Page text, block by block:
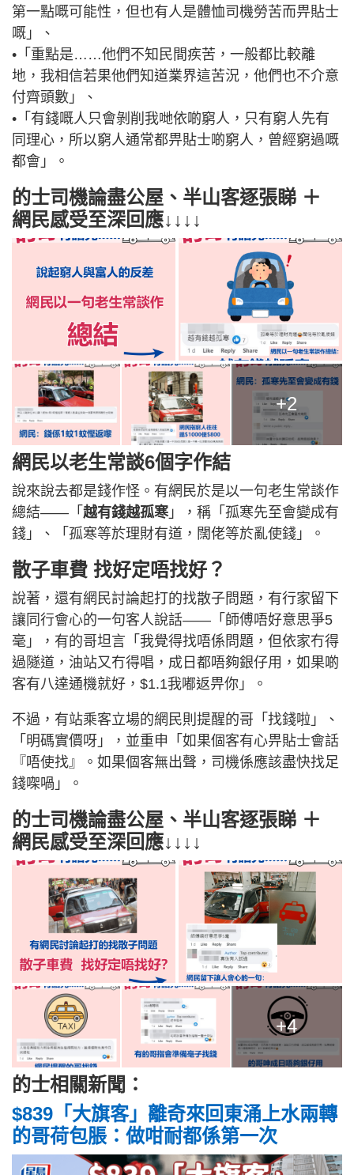
第一點嘅可能性，但也有人是體恤司機勞苦而畀貼士
嘅」、
•「重點是……他們不知民間疾苦，一般都比較離
地，我相信若果他們知道業界這苦況，他們也不介意
付齊頭數」、
•「有錢嘅人只會剝削我哋依啲窮人，只有窮人先有
同理心，所以窮人通常都畀貼士啲窮人，曾經窮過嘅
都會」。
的士司機論盡公屋、半山客逐張睇 ＋
網民感受至深回應↓↓↓↓
+2
網民以老生常談6個字作結
說來說去都是錢作怪。有網民於是以一句老生常談作
總結——「 越有錢越孤寒」，稱「孤寒先至會變成有
錢」、「孤寒等於理財有道，闊佬等於亂使錢」。
散子車費 找好定唔找好？
說著，還有網民討論起打的找散子問題，有行家留下
讓同行會心的一句客人說話——「師傅唔好意思爭5
毫」，有的哥坦言「我覺得找唔係問題，但依家冇得
過隧道，油站又冇得唱，成日都唔夠銀仔用，如果啲
客有八達通機就好，$1.1我嘟返畀你」。
不過，有站乘客立場的網民則提醒的哥「找錢啦」、
「明碼實價呀」，並重申「如果個客有心畀貼士會話
『唔使找』。如果個客無出聲，司機係應該盡快找足
錢㗎喎」。
的士司機論盡公屋、半山客逐張睇 ＋
網民感受至深回應↓↓↓↓
+4
的士相關新聞：
$839「大旗客」離奇來回東涌上水兩轉
的哥荷包脹：做咁耐都係第一次